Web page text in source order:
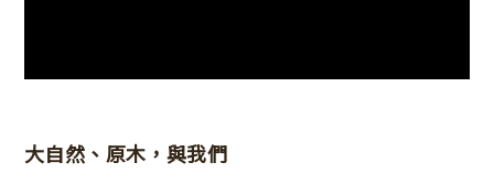
大自然、原木，與我們